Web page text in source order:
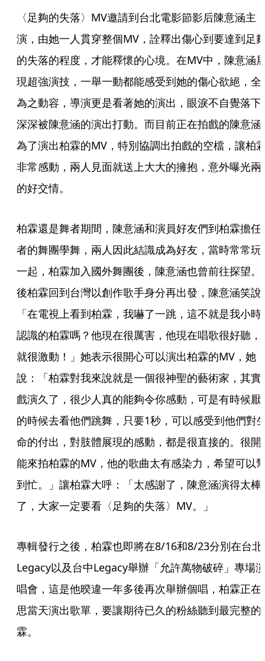
〈足夠的失落〉MV邀請到台北電影節影后陳意涵主
演，由她一人貫穿整個MV，詮釋出傷心到要達到足
的失落的程度，才能釋懷的心境。在MV中，陳意涵
現超強演技，一舉一動都能感受到她的傷心欲絕，全
為之動容，導演更是看著她的演出，眼淚不自覺落下
深深被陳意涵的演出打動。而目前正在拍戲的陳意涵
為了演出柏霖的MV，特別協調出拍戲的空檔，讓柏
非常感動，兩人見面就送上大大的擁抱，意外曝光兩
的好交情。
柏霖還是舞者期間，陳意涵和演員好友們到柏霖擔任
者的舞團學舞，兩人因此結識成為好友，當時常常玩
一起，柏霖加入國外舞團後，陳意涵也曾前往探望。
後柏霖回到台灣以創作歌手身分再出發，陳意涵笑說
「在電視上看到柏霖，我嚇了一跳，這不就是我小時
認識的柏霖嗎？他現在很厲害，他現在唱歌很好聽，
就很激動！」她表示很開心可以演出柏霖的MV，她
說：「柏霖對我來說就是一個很神聖的藝術家，其實
戲演久了，很少人真的能夠令你感動，可是有時候厭
的時候去看他們跳舞，只要1秒，可以感受到他們對
命的付出，對肢體展現的感動，都是很直接的。很開
能來拍柏霖的MV，他的歌曲太有感染力，希望可以
到忙。」讓柏霖大呼：「太感謝了，陳意涵演得太棒
了，大家一定要看〈足夠的失落〉MV。」
專輯發行之後，柏霖也即將在8/16和8/23分別在台北
Legacy以及台中Legacy舉辦「允許萬物破碎」專場
唱會，這是他暌違一年多後再次舉辦個唱，柏霖正在
思當天演出歌單，要讓期待已久的粉絲聽到最完整的
霖。